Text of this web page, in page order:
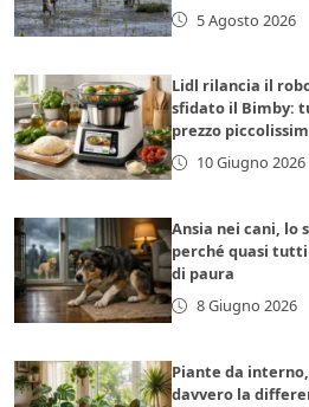
5 Agosto 2026
Lidl rilancia il
sfidato il Bimby:
prezzo
10 Giugno 2026
Ansia nei cani, lo
perché quasi
di paura
8 Giugno 2026
Piante da
davvero la